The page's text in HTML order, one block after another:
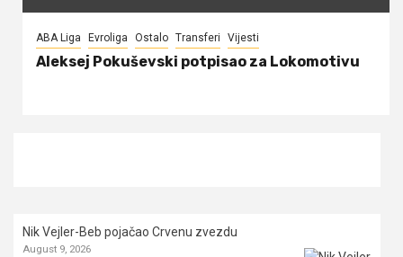
ABA Liga Evroliga Ostalo Transferi Vijesti
Aleksej Pokuševski potpisao za Lokomotivu
Nik Vejler-Beb pojačao Crvenu zvezdu
August 9, 2026